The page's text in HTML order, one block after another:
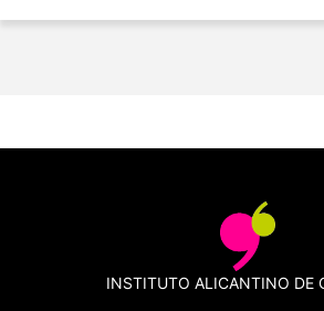
INSTITUTO ALICANTINO DE